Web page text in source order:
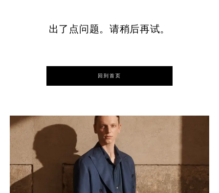
出了点问题。请稍后再试。
回到首页